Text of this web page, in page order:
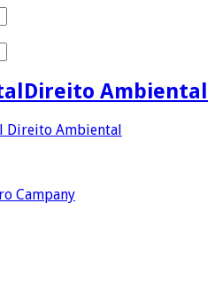
Direito Ambiental
Campany